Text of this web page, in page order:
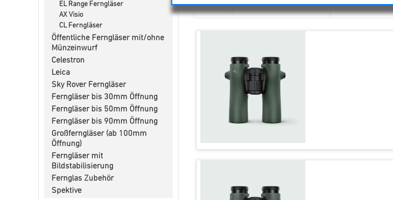
EL Range Ferngläser
AX Visio
CL Ferngläser
Öffentliche Ferngläser mit/ohne
Münzeinwurf
Celestron
Leica
Sky Rover Ferngläser
Ferngläser bis 30mm Öffnung
Ferngläser bis 50mm Öffnung
Ferngläser bis 90mm Öffnung
Großferngläser (ab 100mm
Öffnung)
Ferngläser mit
Bildstabilisierung
Fernglas Zubehör
Spektive
Sortierung Anzahl